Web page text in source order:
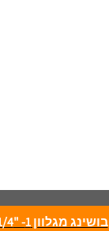
בושינג מגלוון 1- "1-1/4